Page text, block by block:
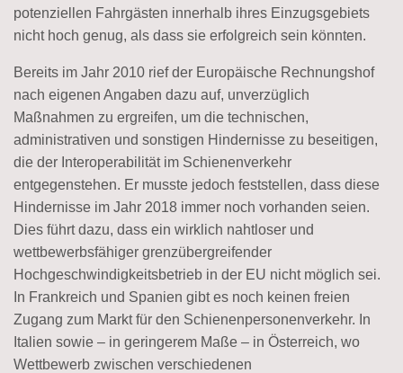
potenziellen Fahrgästen innerhalb ihres Einzugsgebiets
nicht hoch genug, als dass sie erfolgreich sein könnten.
Bereits im Jahr 2010 rief der Europäische Rechnungshof
nach eigenen Angaben dazu auf, unverzüglich
Maßnahmen zu ergreifen, um die technischen,
administrativen und sonstigen Hindernisse zu beseitigen,
die der Interoperabilität im Schienenverkehr
entgegenstehen. Er musste jedoch feststellen, dass diese
Hindernisse im Jahr 2018 immer noch vorhanden seien.
Dies führt dazu, dass ein wirklich nahtloser und
wettbewerbsfähiger grenzübergreifender
Hochgeschwindigkeitsbetrieb in der EU nicht möglich sei.
In Frankreich und Spanien gibt es noch keinen freien
Zugang zum Markt für den Schienenpersonenverkehr. In
Italien sowie – in geringerem Maße – in Österreich, wo
Wettbewerb zwischen verschiedenen